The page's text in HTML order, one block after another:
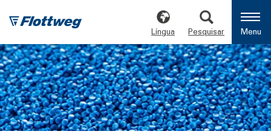
Língua Pesquisar Menu